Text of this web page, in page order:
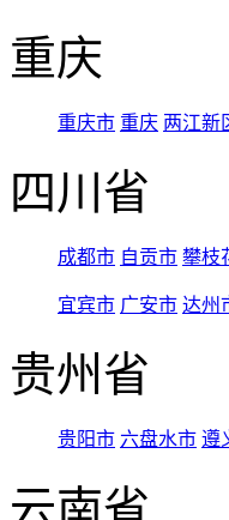
重庆
重庆市 重庆 两江新
四川省
成都市 自贡市 攀枝
宜宾市 广安市 达州
贵州省
贵阳市 六盘水市 遵
云南省